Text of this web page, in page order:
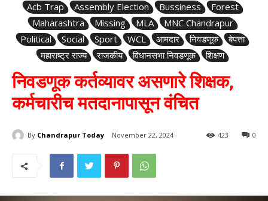
Acb Trap Assembly Election Bussiness
Forest
Maharashtra
Missing MLA
MNC Chandrapur
Political
Social Sport WCL आमदार निवडणूक
बेपत्ता
महाराष्ट्र राज्य
राजकीय विधानसभा निवडणूक शिक्षण
निवडणूक कर्तव्‍यावर असणारे शिक्षक,
कर्मचारीच मतदानापासून वंचित
By Chandrapur Today November 22, 2024 0
423